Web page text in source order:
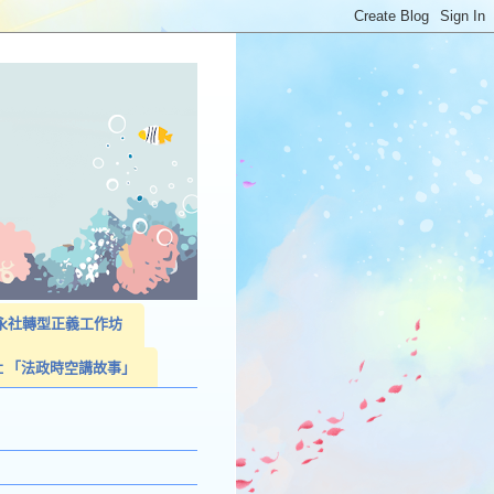
社轉型正義工作坊
法政時空講故事」